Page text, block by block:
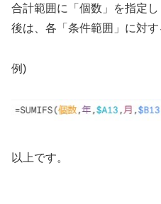
合計範囲に「個数」を指定し
後は、各「条件範囲」に対す
例)
以上です。